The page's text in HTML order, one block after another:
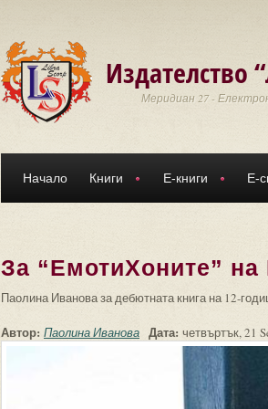
Издателство
Меридиан 27 -
Начало Книги Е-книги Е-
За “ЕмотиХоните” на
Паолина Иванова за дебютната книга на 12-
Автор: Паолина Иванова Дата: четвъртък, 21